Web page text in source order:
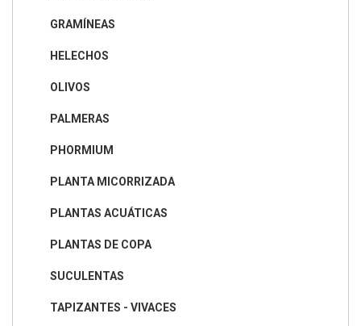
GRAMÍNEAS
HELECHOS
OLIVOS
PALMERAS
PHORMIUM
PLANTA MICORRIZADA
PLANTAS ACUÁTICAS
PLANTAS DE COPA
SUCULENTAS
TAPIZANTES - VIVACES